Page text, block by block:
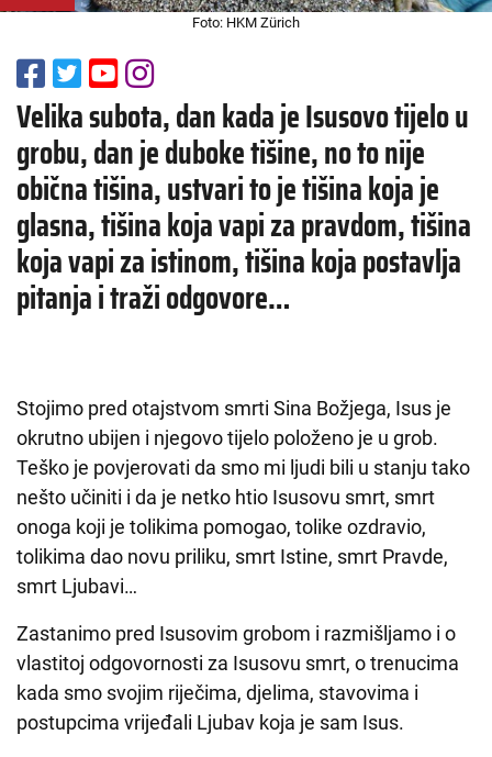
Foto: HKM Zürich
Velika subota, dan kada je Isusovo tijelo u
grobu, dan je duboke tišine, no to nije
obična tišina, ustvari to je tišina koja je
glasna, tišina koja vapi za pravdom, tišina
koja vapi za istinom, tišina koja postavlja
pitanja i traži odgovore…
Stojimo pred otajstvom smrti Sina Božjega, Isus je
okrutno ubijen i njegovo tijelo položeno je u grob.
Teško je povjerovati da smo mi ljudi bili u stanju tako
nešto učiniti i da je netko htio Isusovu smrt, smrt
onoga koji je tolikima pomogao, tolike ozdravio,
tolikima dao novu priliku, smrt Istine, smrt Pravde,
smrt Ljubavi…
Zastanimo pred Isusovim grobom i razmišljamo i o
vlastitoj odgovornosti za Isusovu smrt, o trenucima
kada smo svojim riječima, djelima, stavovima i
postupcima vrijeđali Ljubav koja je sam Isus.